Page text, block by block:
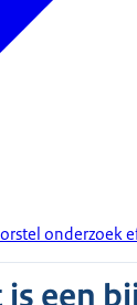
onderzoek
een